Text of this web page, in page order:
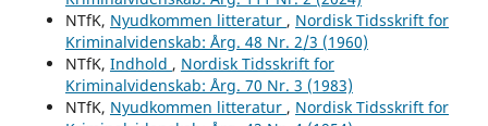
NTfK, Nyudkommen litteratur , Nordisk Tidsskrift for
Kriminalvidenskab: Årg. 48 Nr. 2/3 (1960)
NTfK, Indhold , Nordisk Tidsskrift for
Kriminalvidenskab: Årg. 70 Nr. 3 (1983)
NTfK, Nyudkommen litteratur , Nordisk Tidsskrift for